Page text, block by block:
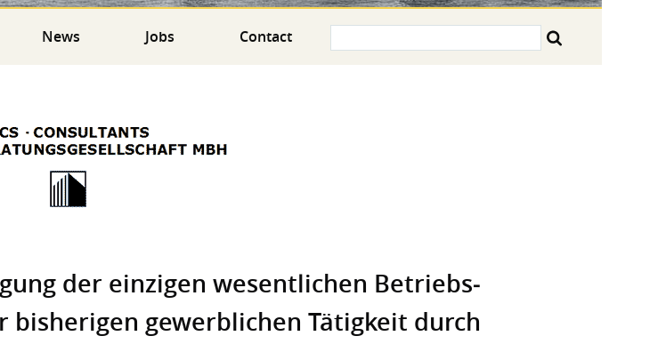
News Jobs Contact
der einzigen wesent­lichen Betriebs­
gewerb­lichen Tätigkeit durch